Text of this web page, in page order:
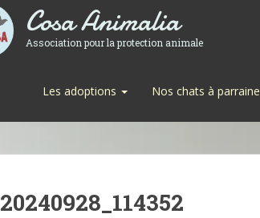
Cosa Animalia
Association pour la protection animale
Les adoptions Nos chats à
20240928_114352